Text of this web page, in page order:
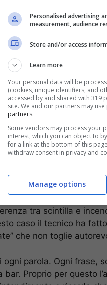
dura pochi minuti. Le
Gli allenatori entrano
In quel rumore di
è inevitabile.
un inciso
tra scintilla e
caso il tecnico ha
che non toglie
ogni parola. Ogni frase,
Proprio per questo
Personalised advertising
measurement, audience
Store and/or access
Learn more
Your personal data will be
(cookies, unique identifiers, and
accessed by and shared with 319
site. We and our partners may
partners.
Some vendors may process your
interest, which you can object to
for a link at the bottom of this
withdraw consent in privacy and
Manage options